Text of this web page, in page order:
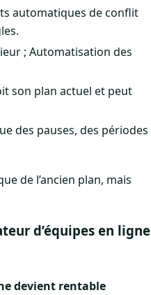
automatiques de conflit
; Automatisation des
son plan actuel et peut
des pauses, des périodes
de l’ancien plan, mais
d’équipes en ligne
devient rentable